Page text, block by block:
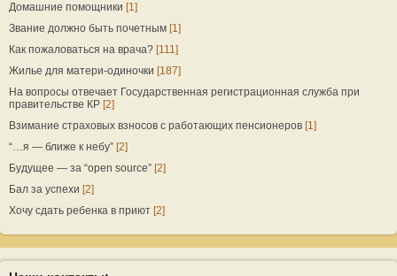
Домашние помощники [1]
Звание должно быть почетным [1]
Как пожаловаться на врача? [111]
Жилье для матери-одиночки [187]
На вопросы отвечает Государственная регистрационная служба при
правительстве КР [2]
Взимание страховых взносов с работающих пенсионеров [1]
“…я — ближе к небу” [2]
Будущее — за “open source” [2]
Бал за успехи [2]
Хочу сдать ребенка в приют [2]